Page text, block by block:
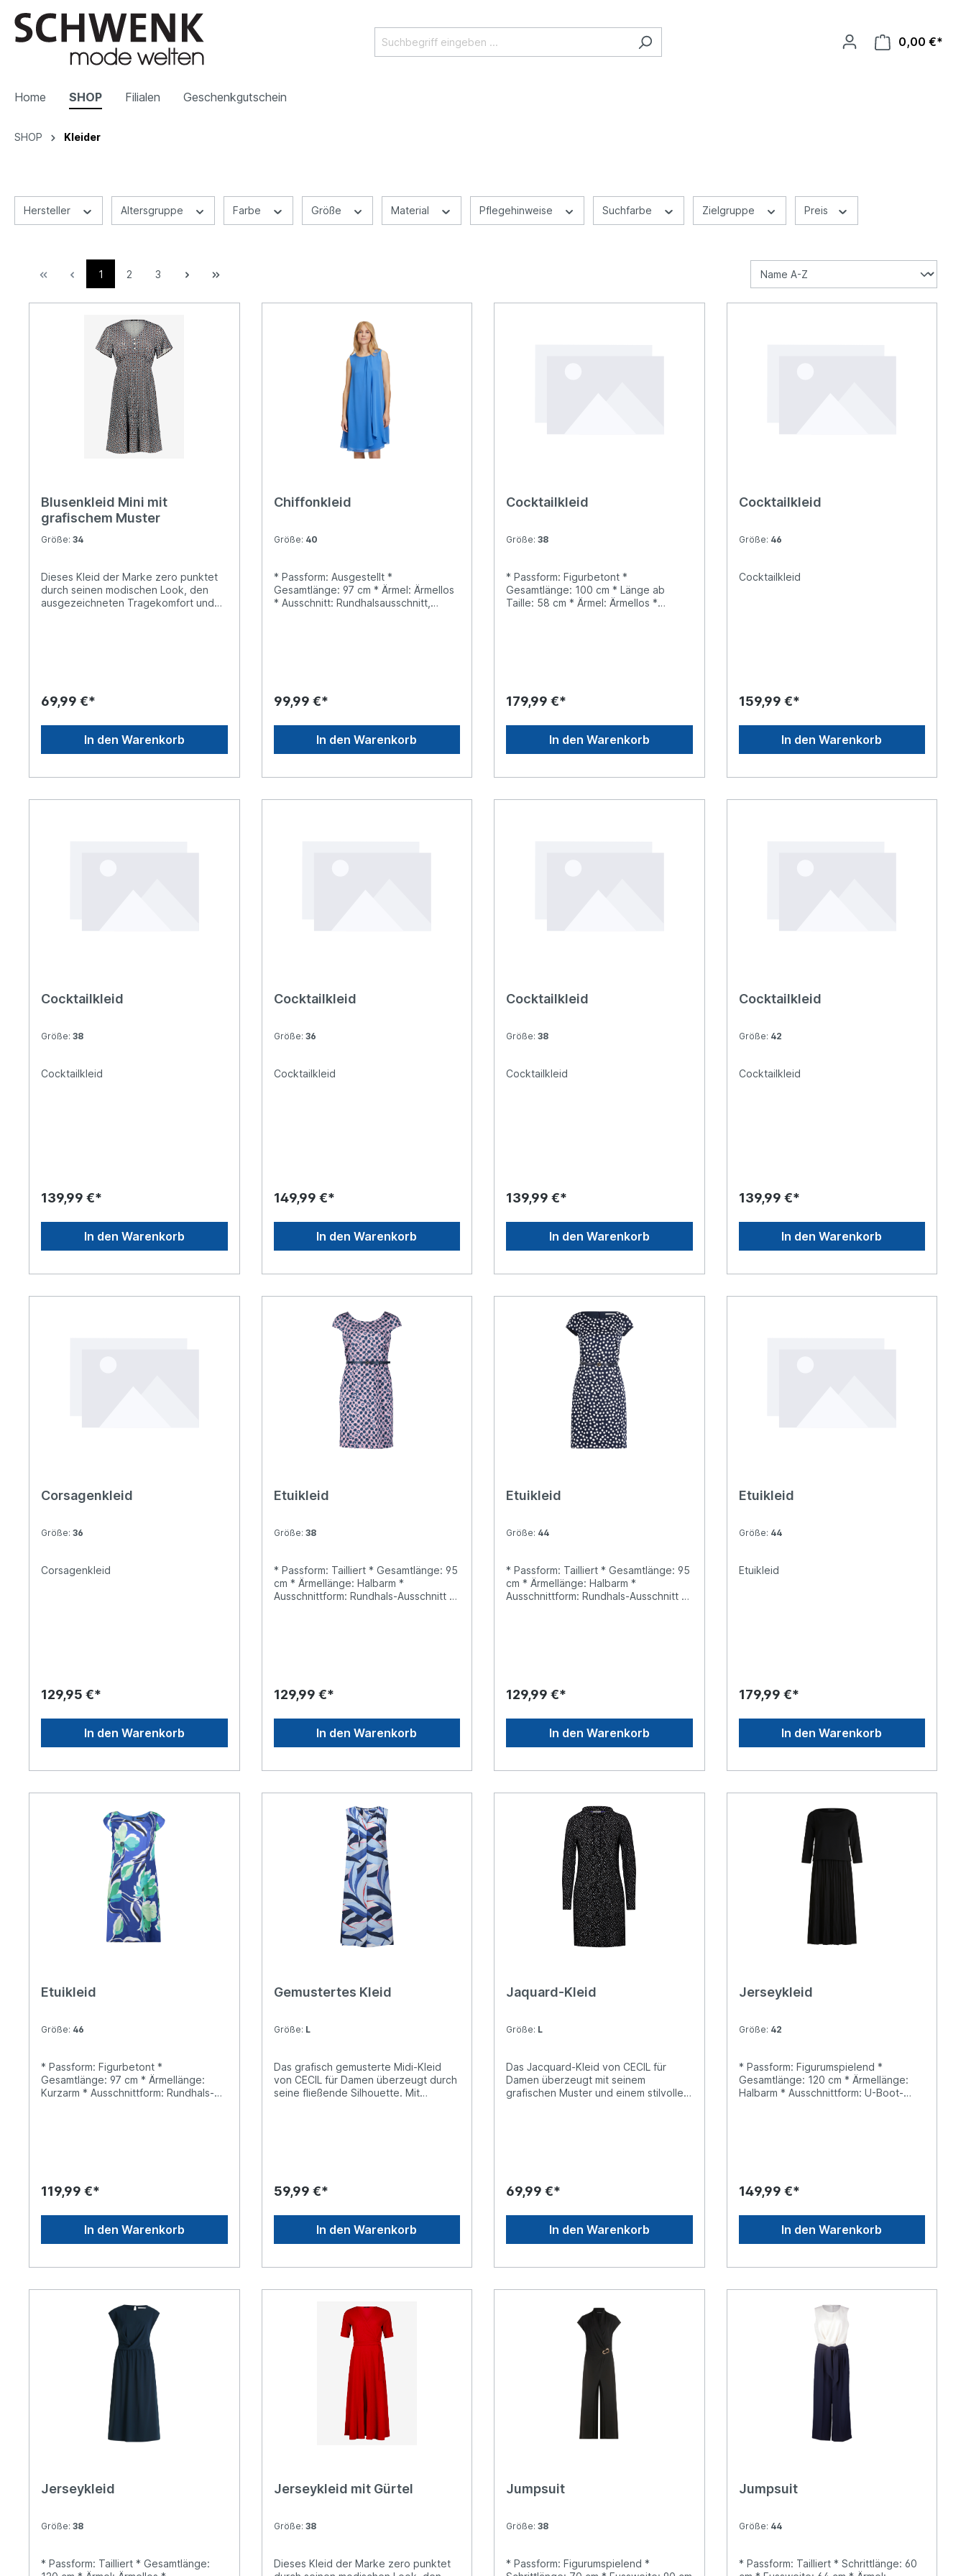
0,00 €*
Home SHOP Filialen Geschenkgutschein
SHOP Kleider
Hersteller Altersgruppe Farbe Größe Material Pflegehinweise Suchfarbe Zielgruppe Preis
1 2 3
Blusenkleid Mini mit
grafischem Muster
Größe: 34
Dieses Kleid der Marke zero punktet
durch seinen modischen Look, den
ausgezeichneten Tragekomfort und
69,99 €*
In den Warenkorb
Chiffonkleid
Größe: 40
* Passform: Ausgestellt *
Gesamtlänge: 97 cm * Ärmel: Ärmellos
* Ausschnitt: Rundhalsausschnitt,
99,99 €*
In den Warenkorb
Cocktailkleid
Größe: 38
* Passform: Figurbetont *
Gesamtlänge: 100 cm * Länge ab
Taille: 58 cm * Ärmel: Ärmellos *
179,99 €*
In den Warenkorb
Cocktailkleid
Größe: 46
Cocktailkleid
159,99 €*
In den Warenkorb
Cocktailkleid
Größe: 38
Cocktailkleid
139,99 €*
In den Warenkorb
Cocktailkleid
Größe: 36
Cocktailkleid
149,99 €*
In den Warenkorb
Cocktailkleid
Größe: 38
Cocktailkleid
139,99 €*
In den Warenkorb
Cocktailkleid
Größe: 42
Cocktailkleid
139,99 €*
In den Warenkorb
Corsagenkleid
Größe: 36
Corsagenkleid
129,95 €*
In den Warenkorb
Etuikleid
Größe: 38
* Passform: Tailliert * Gesamtlänge: 95
cm * Ärmellänge: Halbarm *
Ausschnittform: Rundhals-Ausschnitt *
129,99 €*
In den Warenkorb
Etuikleid
Größe: 44
* Passform: Tailliert * Gesamtlänge: 95
cm * Ärmellänge: Halbarm *
Ausschnittform: Rundhals-Ausschnitt *
129,99 €*
In den Warenkorb
Etuikleid
Größe: 44
Etuikleid
179,99 €*
In den Warenkorb
Etuikleid
Größe: 46
* Passform: Figurbetont *
Gesamtlänge: 97 cm * Ärmellänge:
Kurzarm * Ausschnittform: Rundhals-
119,99 €*
In den Warenkorb
Gemustertes Kleid
Größe: L
Das grafisch gemusterte Midi-Kleid
von CECIL für Damen überzeugt durch
seine fließende Silhouette. Mit
Viskose
59,99 €*
In den Warenkorb
Jaquard-Kleid
Größe: L
Das Jacquard-Kleid von CECIL für
Damen überzeugt mit seinem
grafischen Muster und einem stilvollen
Langarm Seitliche Taschen Grafisches
69,99 €*
In den Warenkorb
Jerseykleid
Größe: 42
* Passform: Figurumspielend *
Gesamtlänge: 120 cm * Ärmellänge:
Halbarm * Ausschnittform: U-Boot-
149,99 €*
In den Warenkorb
Jerseykleid
Größe: 38
* Passform: Tailliert * Gesamtlänge:
Jerseykleid mit Gürtel
Größe: 38
Dieses Kleid der Marke zero punktet
Jumpsuit
Größe: 38
* Passform: Figurumspielend *
Jumpsuit
Größe: 44
* Passform: Tailliert * Schrittlänge: 60